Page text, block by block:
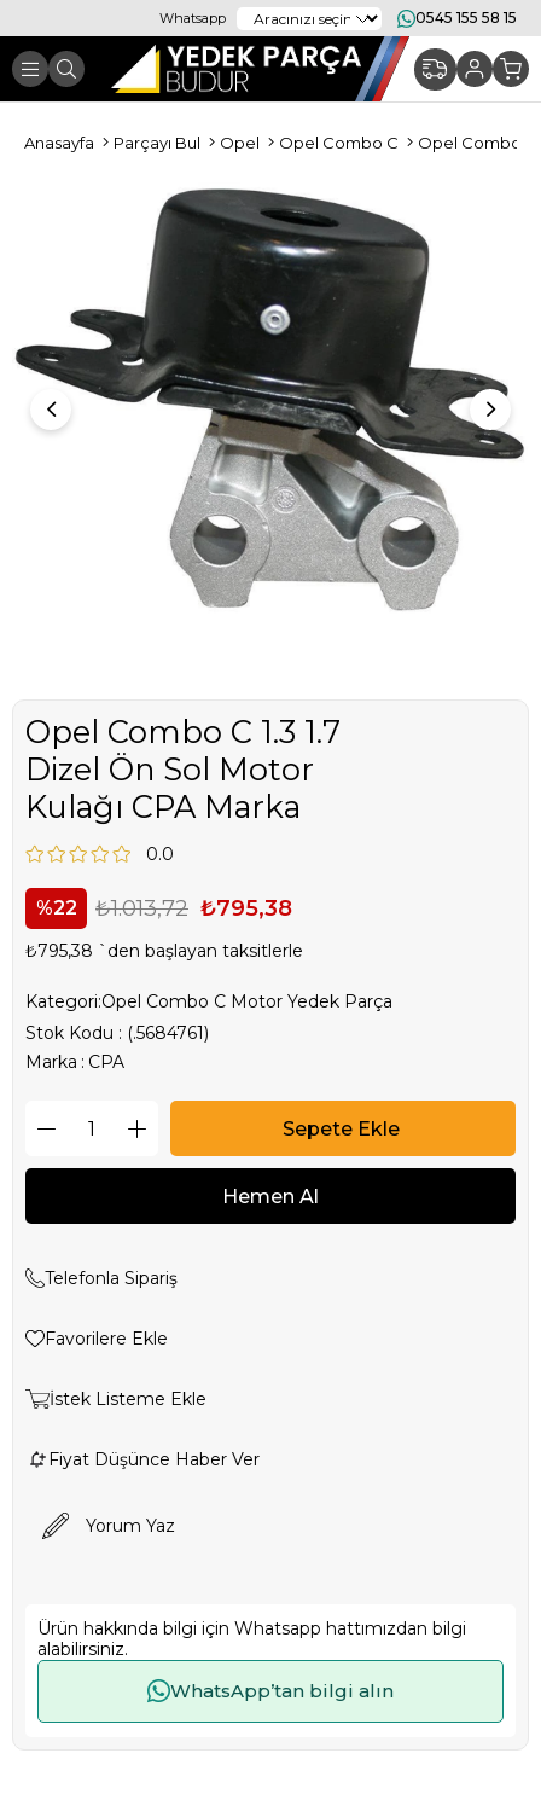
Whatsapp 0545 155 58 15
Anasayfa Parçayı Bul Opel Opel Combo C Opel Combo
Opel Combo C 1.3 1.7
Dizel Ön Sol Motor
Kulağı CPA Marka
0.0
22 ₺1.013,72 ₺795,38
₺795,38 `den başlayan taksitlerle
Kategori:Opel Combo C Motor Yedek Parça
Stok Kodu
(.5684761)
Marka : CPA
Telefonla Sipariş
Favorilere Ekle
İstek Listeme Ekle
Fiyat Düşünce Haber Ver
Yorum Yaz
Ürün hakkında bilgi için Whatsapp hattımızdan bilgi
alabilirsiniz.
WhatsApp’tan bilgi alın